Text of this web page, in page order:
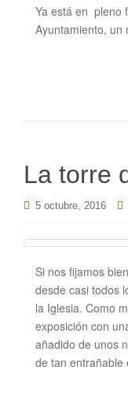
Ya está en pleno
Ayuntamiento, un
La torre
5 octubre, 2016
Si nos fijamos
desde casi todos
la Iglesia. Como
exposición con
añadido de unos
de tan entrañable